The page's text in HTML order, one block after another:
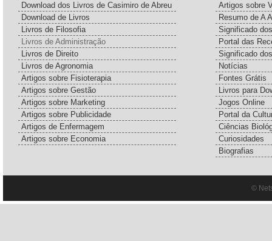
Download dos Livros de Casimiro de Abreu
Download de Livros
Livros de Filosofia
Livros de Administração
Livros de Direito
Livros de Agronomia
Artigos sobre Fisioterapia
Artigos sobre Gestão
Artigos sobre Marketing
Artigos sobre Publicidade
Artigos de Enfermagem
Artigos sobre Economia
Artigos sobre
Resumo de A
Significado
Portal das
Significado
Notícias
Fontes Grátis
Livros para
Jogos Online
Portal da
Ciências
Curiosidades
Biografias
©